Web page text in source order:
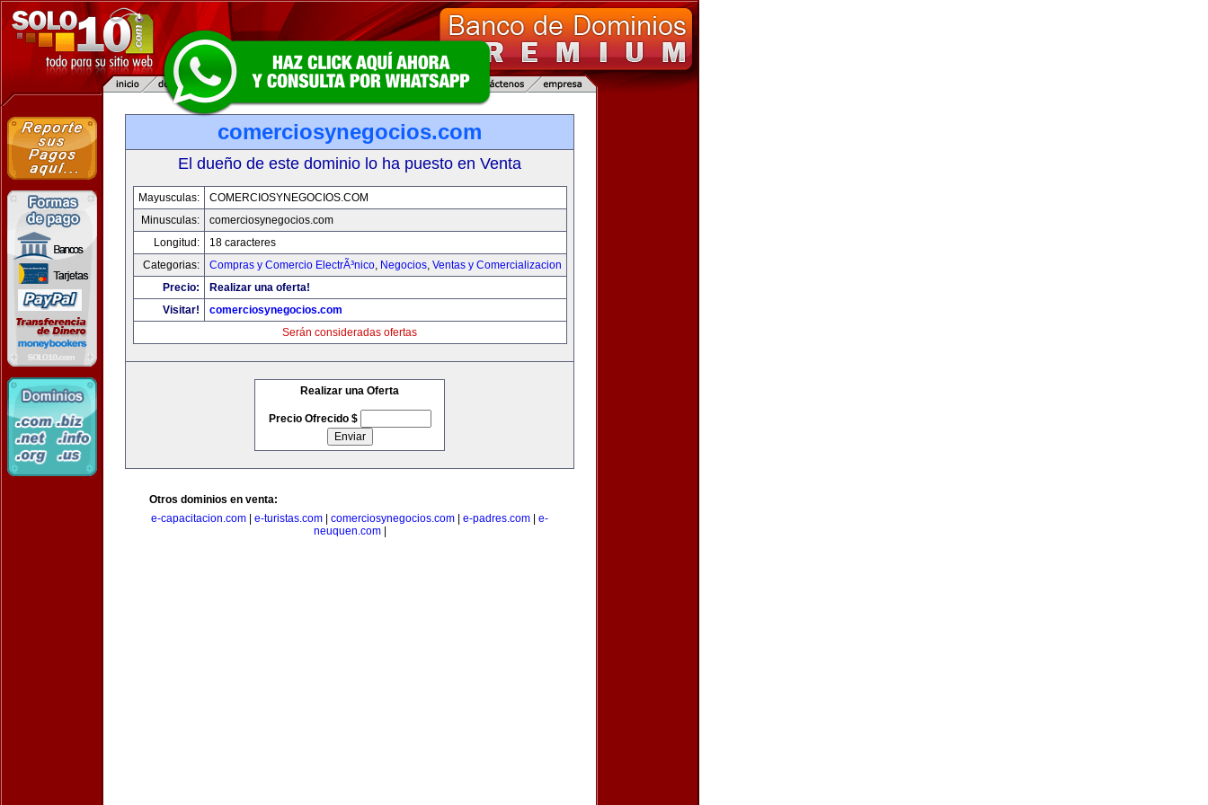
comerciosynegocios.com
El dueño de este dominio lo ha puesto en Venta
Mayusculas:
COMERCIOSYNEGOCIOS.COM
Minusculas:
comerciosynegocios.com
Longitud:
18 caracteres
Categorias:
Compras y Comercio ElectrÃ³nico, Negocios, Ventas y Comercializacion
Precio:
Realizar una oferta!
Visitar!
comerciosynegocios.com
Serán consideradas ofertas
Realizar una Oferta
Precio Ofrecido $
Otros dominios en venta:
e-capacitacion.com
e-turistas.com comerciosynegocios.com e-padres.com
e-
neuquen.com|